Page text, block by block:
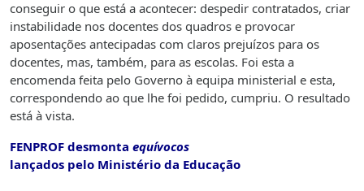
conseguir o que está a acontecer: despedir contratados, criar
instabilidade nos docentes dos quadros e provocar
aposentações antecipadas com claros prejuízos para os
docentes, mas, também, para as escolas. Foi esta a
encomenda feita pelo Governo à equipa ministerial e esta,
correspondendo ao que lhe foi pedido, cumpriu. O resultado
está à vista.
FENPROF desmonta equívocos
lançados pelo Ministério da Educação